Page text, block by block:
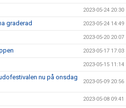
2023-05-24 20:30
graderad 2023-05-24 14:49
2023-05-20 20:07
2023-05-17 17:03
2023-05-15 11:14
nu på onsdag
2023-05-09 20:56
2023-05-08 09:41